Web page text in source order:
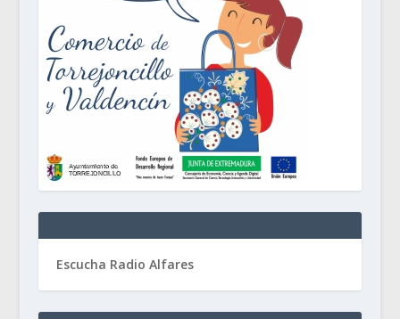
Escucha Radio Alfares